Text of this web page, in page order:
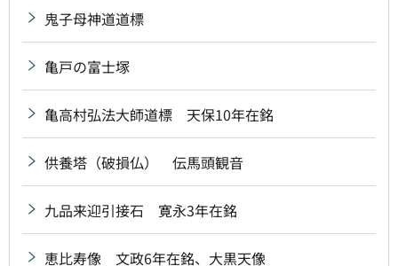
鬼子母神道道標
亀戸の富士塚
亀高村弘法大師道標 天保10年在銘
供養塔（破損仏） 伝馬頭観音
九品来迎引接石 寛永3年在銘
恵比寿像 文政6年在銘、大黒天像